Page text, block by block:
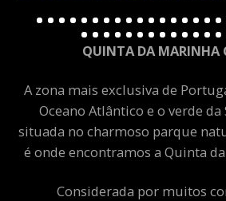
QUINTA DA MARINHA
A zona mais exclusiva de
Oceano Atlântico e o verde da
situada no charmoso parque
é onde encontramos a Quinta
Considerada por muitos